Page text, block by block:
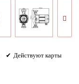
Действуют карты